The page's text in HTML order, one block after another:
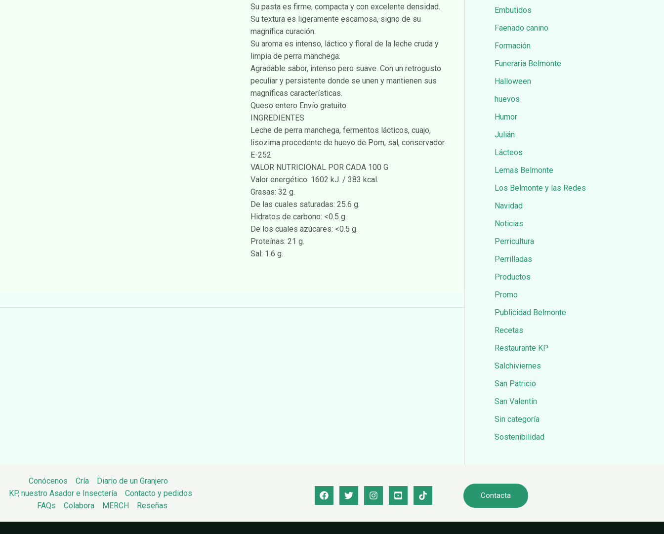
Su pasta es firme, compacta y con excelente densidad.
Su textura es ligeramente escamosa, signo de su
magnífica curación.
Su aroma es intenso, láctico y floral de la leche cruda y
limpia de perra manchega.
Agradable sabor, intenso pero suave. Con un retrogusto
peculiar y persistente donde se unen y mantienen sus
magníficas características.
Queso entero Envío gratuito.
INGREDIENTES
Leche de perra manchega, fermentos lácticos, cuajo,
lisozima procedente de huevo de Pom, sal, conservador
E-252.
VALOR NUTRICIONAL POR CADA 100 G
Valor energético: 1602 kJ. / 383 kcal.
Grasas: 32 g.
De las cuales saturadas: 25.6 g.
Hidratos de carbono: <0.5 g.
De los cuales azúcares: <0.5 g.
Proteínas: 21 g.
Sal: 1.6 g.
Embutidos
Faenado canino
Formación
Funeraria Belmonte
Halloween
huevos
Humor
Julián
Lácteos
Lemas Belmonte
Los Belmonte y las Redes
Navidad
Noticias
Perricultura
Perrilladas
Productos
Promo
Publicidad Belmonte
Recetas
Restaurante KP
Salchiviernes
San Patricio
San Valentín
Sin categoría
Sostenibilidad
Conócenos Cría
Diario de un Granjero
KP, nuestro Asador e Insectería
Contacto y pedidos
FAQs
Colabora MERCH Reseñas
Contacta